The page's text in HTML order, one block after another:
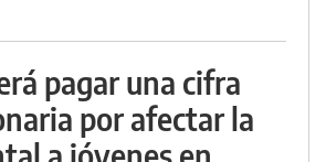
pagar una cifra
por afectar la